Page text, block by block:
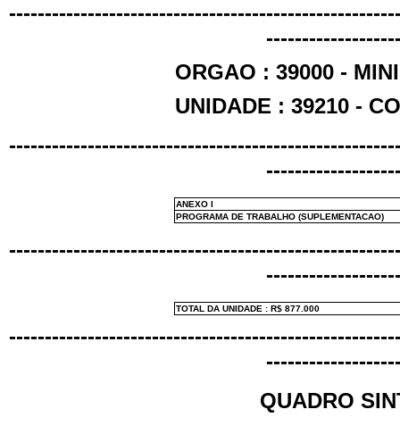
ORGAO : 39000 -
UNIDADE : 39210 -
ANEXO I
PROGRAMA DE TRABALHO (SUPLEMENTACAO)
TOTAL DA UNIDADE : R$ 877.000
QUADRO